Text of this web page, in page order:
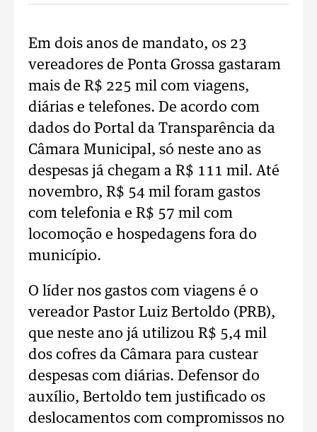
Em dois anos de mandato, os 23
vereadores de Ponta Grossa gastaram
mais de R$ 225 mil com viagens,
diárias e telefones. De acordo com
dados do Portal da Transparência da
Câmara Municipal, só neste ano as
despesas já chegam a R$ 111 mil. Até
novembro, R$ 54 mil foram gastos
com telefonia e R$ 57 mil com
locomoção e hospedagens fora do
município.
O líder nos gastos com viagens é o
vereador Pastor Luiz Bertoldo (PRB),
que neste ano já utilizou R$ 5,4 mil
dos cofres da Câmara para custear
despesas com diárias. Defensor do
auxílio, Bertoldo tem justificado os
deslocamentos com compromissos no